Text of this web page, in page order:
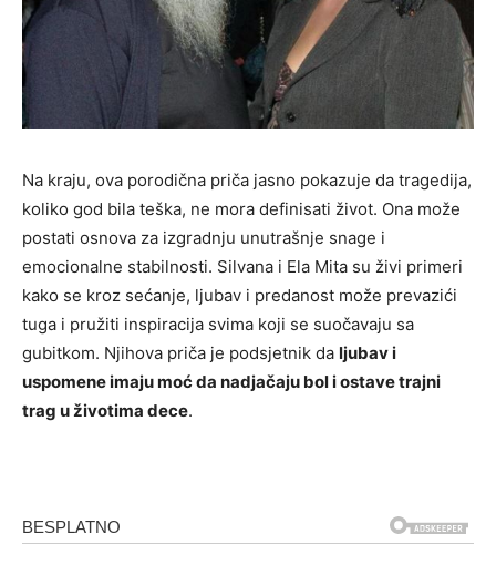
Na kraju, ova porodična priča jasno pokazuje da tragedija,
koliko god bila teška, ne mora definisati život. Ona može
postati osnova za izgradnju unutrašnje snage i
emocionalne stabilnosti. Silvana i Ela Mita su živi primeri
kako se kroz sećanje, ljubav i predanost može prevazići
tuga i pružiti inspiracija svima koji se suočavaju sa
gubitkom. Njihova priča je podsjetnik da ljubav i
uspomene imaju moć da nadjačaju bol i ostave trajni
trag u životima dece.